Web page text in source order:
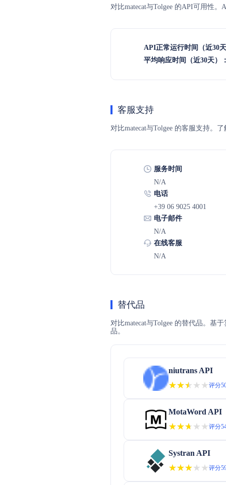
对比matecat与Tolgee 的API可用性
API正常运行时间（近30
平均响应时间（近30天）
客服支持
对比matecat与Tolgee 的客服支持。
服务时间
N/A
电话
+39 06 9025 4001
电子邮件
N/A
在线客服
N/A
替代品
对比matecat与Tolgee 的替代品。基
品。
niutrans API
★★★★★
★★★★★评分
MotaWord API
★★★★★
★★★★★评分
Systran API
★★★★★
★★★★★评分